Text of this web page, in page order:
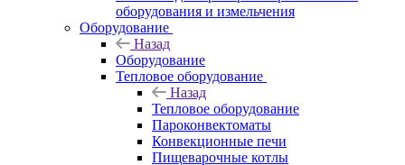
оборудования и измельчения
Оборудование
Назад
Оборудование
Тепловое оборудование
Назад
Тепловое оборудование
Пароконвектоматы
Конвекционные печи
Пищеварочные котлы